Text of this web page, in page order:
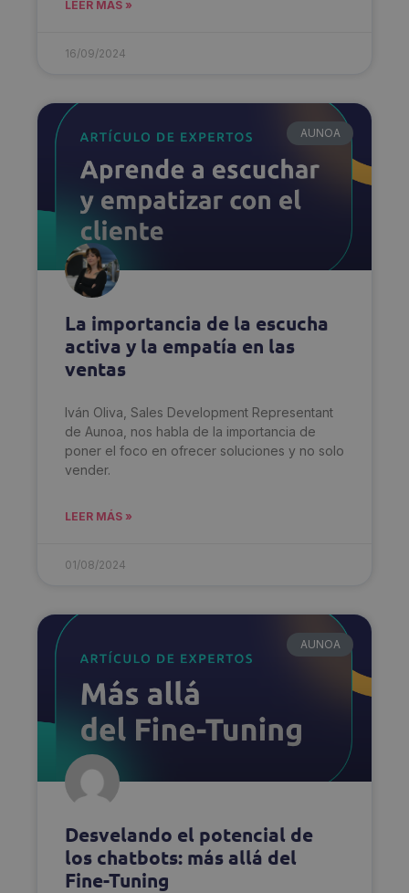
LEER MÁS »
16/09/2024
AUNOA
La importancia de la escucha
activa y la empatía en las
ventas
Iván Oliva, Sales Development Representant
de Aunoa, nos habla de la importancia de
poner el foco en ofrecer soluciones y no solo
vender.
LEER MÁS »
01/08/2024
AUNOA
Desvelando el potencial de
los chatbots: más allá del
Fine-Tuning